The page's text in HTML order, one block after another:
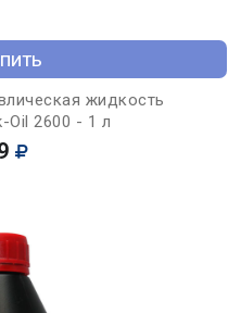
жидкость
Oil 2600 - 1 л